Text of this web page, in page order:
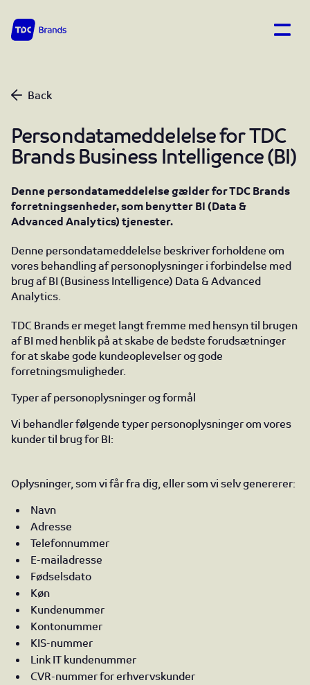
Open
Business Intelligence
Back
Persondatameddelelse for TDC
Brands Business Intelligence (BI)
Denne persondatameddelelse gælder for TDC Brands
forretningsenheder, som benytter BI (Data &
Advanced Analytics) tjenester.
Denne persondatameddelelse beskriver forholdene om
vores behandling af personoplysninger i forbindelse med
brug af BI (Business Intelligence) Data & Advanced
Analytics.
TDC Brands er meget langt fremme med hensyn til brugen
af BI med henblik på at skabe de bedste forudsætninger
for at skabe gode kundeoplevelser og gode
forretningsmuligheder.
Typer af personoplysninger og formål
Vi behandler følgende typer personoplysninger om vores
kunder til brug for BI:
Oplysninger, som vi får fra dig, eller som vi selv genererer:
Navn
Adresse
Telefonnummer
E-mailadresse
Fødselsdato
Køn
Kundenummer
Kontonummer
KIS-nummer
Link IT kundenummer
CVR-nummer for erhvervskunder